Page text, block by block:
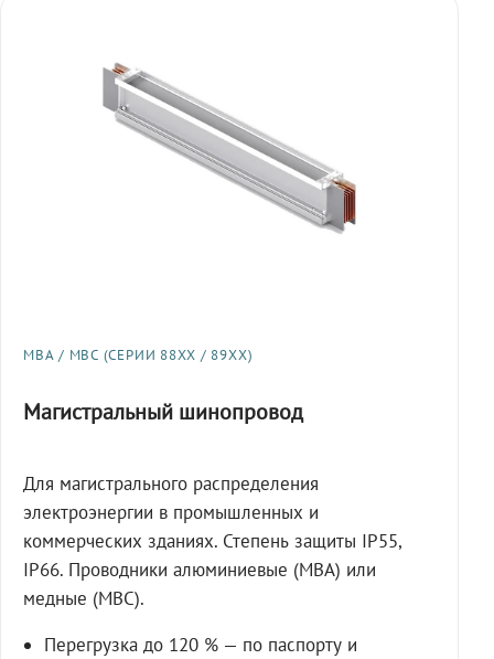
МВА / МВС (СЕРИИ 88XX / 89XX)
Магистральный шинопровод
Для магистрального распределения
электроэнергии в промышленных и
коммерческих зданиях. Степень защиты IP55,
IP66. Проводники алюминиевые (МВА) или
медные (МВС).
Перегрузка до 120 % — по паспорту и